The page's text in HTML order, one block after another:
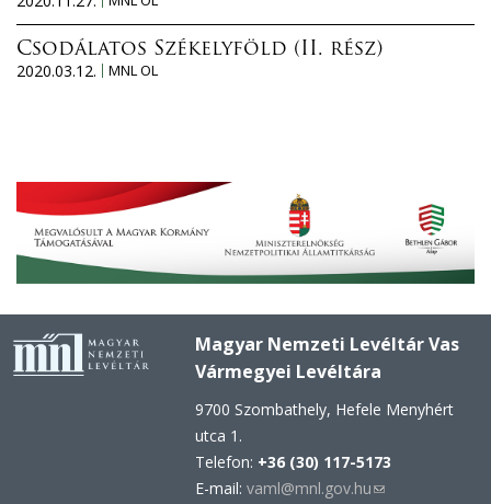
Csodálatos Székelyföld (II. rész)
2020.03.12.
MNL OL
Magyar Nemzeti Levéltár Vas
Vármegyei Levéltára
9700 Szombathely, Hefele Menyhért
utca 1.
Telefon: +36 (30) 117-5173
E-mail:vaml@mnl.gov.hu(link